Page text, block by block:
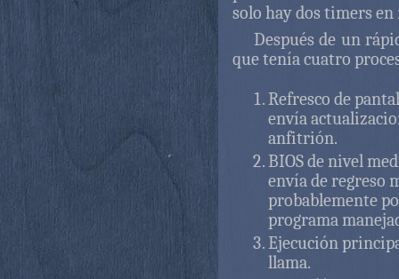
solo hay dos timers
Después de un
que tenía cuatro
Refresco de
envía
anfitrión.
BIOS de nivel
envía de regreso
probablemente
programa
Ejecución
llama.